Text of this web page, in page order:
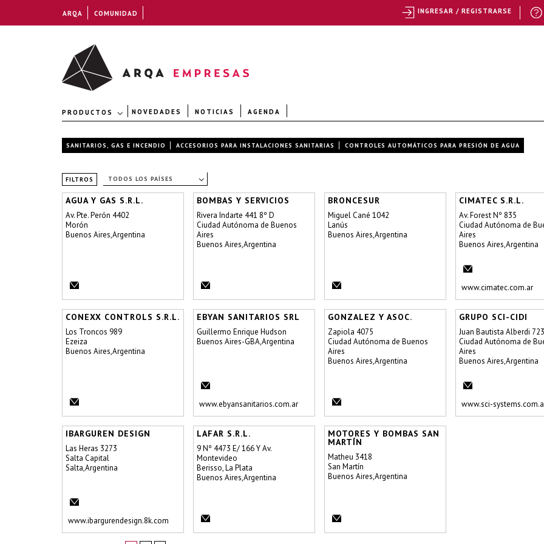
PRODUCTOS NOVEDADES NOTICIAS AGENDA
SANITARIOS, GAS E INCENDIO ACCESORIOS PARA INSTALACIONES SANITARIAS CONTROLES AUTOMÁTICOS PARA PRESIÓN DE AGUA
FILTROS TODOS LOS PAÍSES
AGUA Y GAS S.R.L.
Av. Pte. Perón 4402
Morón
Buenos Aires,Argentina
BOMBAS Y SERVICIOS
Rivera Indarte 441 8º D
Ciudad Autónoma de Buenos
Aires
Buenos Aires,Argentina
BRONCESUR
Miguel Cané 1042
Lanús
Buenos Aires,Argentina
CIMATEC S.R.L.
Av. Forest Nº 835
Ciudad Autónoma de
Aires
Buenos Aires,Argentina
www.cimatec.com.ar
CONEXX CONTROLS S.R.L.
Los Troncos 989
Ezeiza
Buenos Aires,Argentina
EBYAN SANITARIOS SRL
Guillermo Enrique Hudson
Buenos Aires-GBA,Argentina
www.ebyansanitarios.com.ar
GONZALEZ Y ASOC.
Zapiola 4075
Ciudad Autónoma de Buenos
Aires
Buenos Aires,Argentina
GRUPO SCI-CIDI
Juan Bautista Alberdi
Ciudad Autónoma de
Aires
Buenos Aires,Argentina
www.sci-
IBARGUREN DESIGN
Las Heras 3273
Salta Capital
Salta,Argentina
www.ibargurendesign.8k.com
LAFAR S.R.L.
9 Nº 4473 E/ 166 Y Av.
Montevideo
Berisso, La Plata
Buenos Aires,Argentina
MOTORES Y BOMBAS SAN
MARTÍN
Matheu 3418
San Martín
Buenos Aires,Argentina
ARQA COMUNIDAD INGRESAR / REGISTRARSE